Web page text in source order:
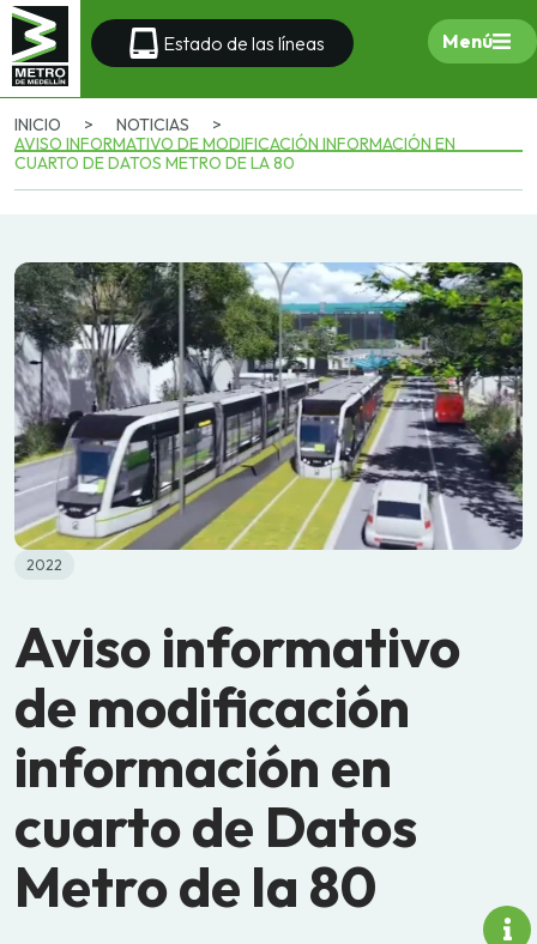
Estado de las líneas Menú
INICIO > NOTICIAS
>
AVISO INFORMATIVO DE MODIFICACIÓN INFORMACIÓN EN
CUARTO DE DATOS METRO DE LA 80
2022
Aviso informativo
de modificación
información en
cuarto de Datos
Metro de la 80